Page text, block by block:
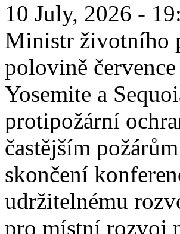
10 July, 2026 -
Ministr životního
polovině
Yosemite a
protipožární
častějším
skončení
udržitelnému
pro místní rozvoj